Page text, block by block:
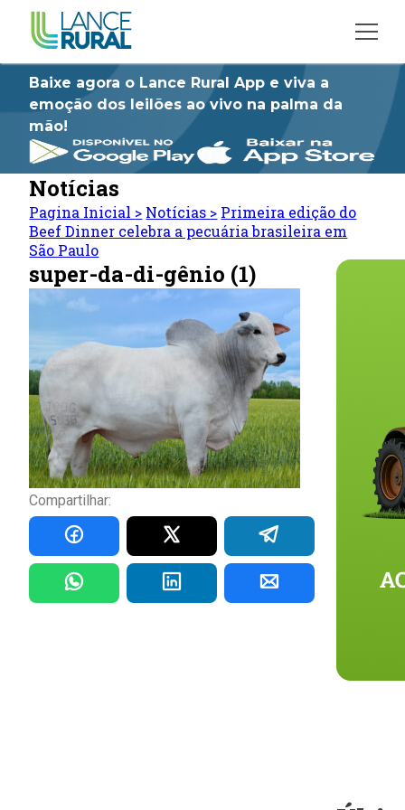
Baixe agora o Lance Rural App e viva a
emoção dos leilões ao vivo na palma da
mão!
Notícias
Pagina Inicial > Notícias > Primeira edição do
Beef Dinner celebra a pecuária brasileira em
São Paulo
super-da-di-gênio (1)
Compartilhar: